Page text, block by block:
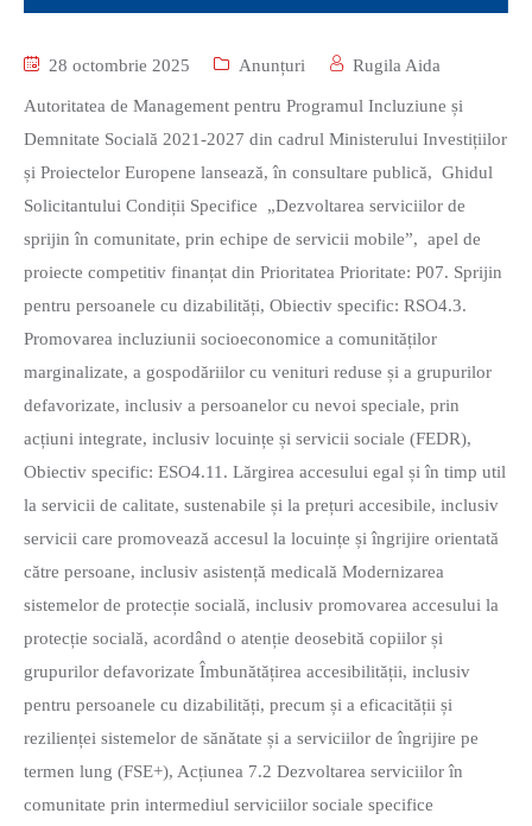
28 octombrie 2025 Anunțuri Rugila Aida
Autoritatea de Management pentru Programul Incluziune și
Demnitate Socială 2021-2027 din cadrul Ministerului Investițiilor
și Proiectelor Europene lansează, în consultare publică, Ghidul
Solicitantului Condiții Specifice „Dezvoltarea serviciilor de
sprijin în comunitate, prin echipe de servicii mobile”, apel de
proiecte competitiv finanțat din Prioritatea Prioritate: P07. Sprijin
pentru persoanele cu dizabilități, Obiectiv specific: RSO4.3.
Promovarea incluziunii socioeconomice a comunităților
marginalizate, a gospodăriilor cu venituri reduse și a grupurilor
defavorizate, inclusiv a persoanelor cu nevoi speciale, prin
acțiuni integrate, inclusiv locuințe și servicii sociale (FEDR),
Obiectiv specific: ESO4.11. Lărgirea accesului egal și în timp util
la servicii de calitate, sustenabile și la prețuri accesibile, inclusiv
servicii care promovează accesul la locuințe și îngrijire orientată
către persoane, inclusiv asistență medicală Modernizarea
sistemelor de protecție socială, inclusiv promovarea accesului la
protecție socială, acordând o atenție deosebită copiilor și
grupurilor defavorizate Îmbunătățirea accesibilității, inclusiv
pentru persoanele cu dizabilități, precum și a eficacității și
rezilienței sistemelor de sănătate și a serviciilor de îngrijire pe
termen lung (FSE+), Acțiunea 7.2 Dezvoltarea serviciilor în
comunitate prin intermediul serviciilor sociale specifice